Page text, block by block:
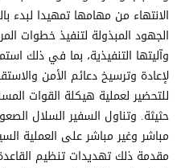
الانتهاء من مهامها تمهيدا لبدء
الجهود المبذولة لتنفيذ خطوات
وآليتها التنفيذية، بما في ذلك
لإعادة وترسيخ دعائم الأمن
للتحضير لعملية هيكلة القوات
حثيثة. وتناول السفير السلال
مباشر وغير مباشر على العملية
مقدمة ذلك تهديدات تنظيم